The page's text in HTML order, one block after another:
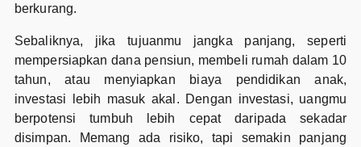
berkurang.
Sebaliknya, jika tujuanmu jangka panjang, seperti
mempersiapkan dana pensiun, membeli rumah dalam 10
tahun, atau menyiapkan biaya pendidikan anak,
investasi lebih masuk akal. Dengan investasi, uangmu
berpotensi tumbuh lebih cepat daripada sekadar
disimpan. Memang ada risiko, tapi semakin panjang